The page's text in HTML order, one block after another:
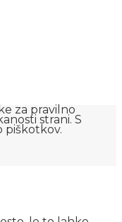
za pravilno
strani. S
piškotkov.